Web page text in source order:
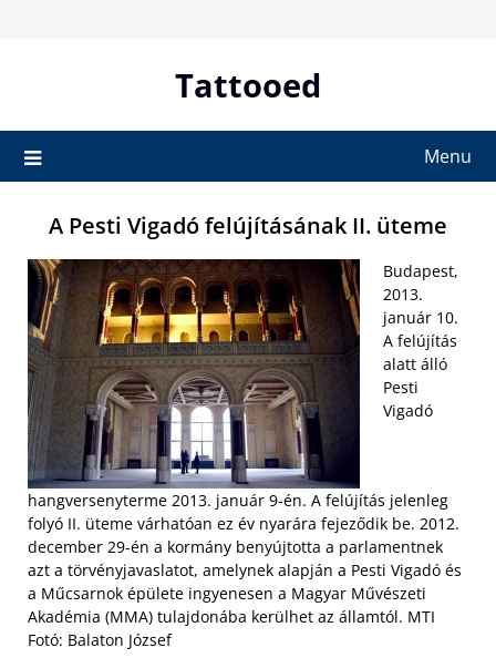
Tattooed
Menu
A Pesti Vigadó felújításának II. üteme
Budapest,
2013.
január 10.
A felújítás
alatt álló
Pesti
Vigadó
hangversenyterme 2013. január 9-én. A felújítás jelenleg
folyó II. üteme várhatóan ez év nyarára fejeződik be. 2012.
december 29-én a kormány benyújtotta a parlamentnek
azt a törvényjavaslatot, amelynek alapján a Pesti Vigadó és
a Műcsarnok épülete ingyenesen a Magyar Művészeti
Akadémia (MMA) tulajdonába kerülhet az államtól. MTI
Fotó: Balaton József